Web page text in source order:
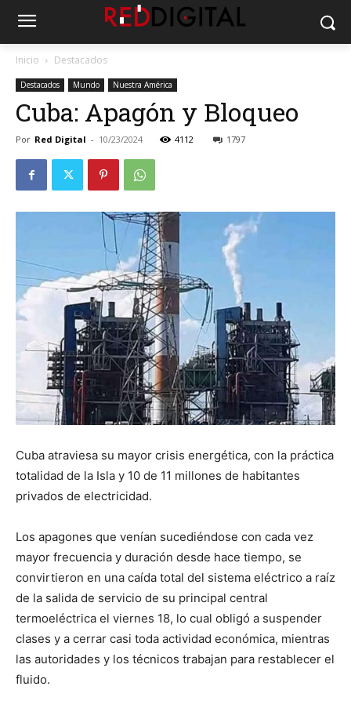
Inicio Destacados
Destacados Mundo Nuestra América
Cuba: Apagón y Bloqueo
Por Red Digital - 10/23/2024 4112 1797
Cuba atraviesa su mayor crisis energética, con la práctica
totalidad de la Isla y 10 de 11 millones de habitantes
privados de electricidad.
Los apagones que venían sucediéndose con cada vez
mayor frecuencia y duración desde hace tiempo, se
convirtieron en una caída total del sistema eléctrico a raíz
de la salida de servicio de su principal central
termoeléctrica el viernes 18, lo cual obligó a suspender
clases y a cerrar casi toda actividad económica, mientras
las autoridades y los técnicos trabajan para restablecer el
fluido.